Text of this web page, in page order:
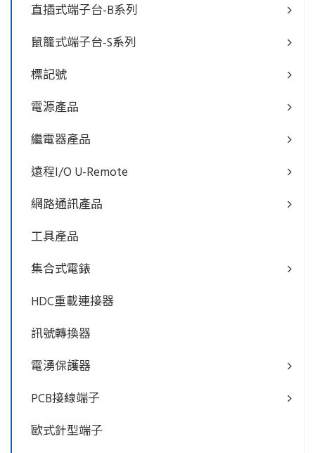
直插式端子台-B系列
鼠籠式端子台-S系列
標記號
電源產品
繼電器產品
遠程I/O U-Remote
網路通訊產品
工具產品
集合式電錶
HDC重載連接器
訊號轉換器
電湧保護器
PCB接線端子
歐式針型端子